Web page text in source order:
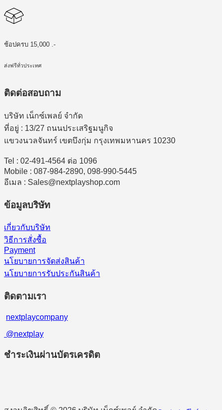
ช้อปครบ 15,000 .-
ส่งฟรีทั่วประเทศ
ติดต่อสอบถาม
บริษัท เน็กซ์เพลย์ จำกัด
ที่อยู่ : 13/27 ถนนประเสริฐมนูกิจ
แขวงนวลจันทร์ เขตบึงกุ่ม กรุงเทพมหานคร 10230
Tel : 02-491-4564 ต่อ 1096
Mobile : 087-984-2890, 098-990-5445
อีเมล : Sales@nextplayshop.com
ข้อมูลบริษัท
เกี่ยวกับบริษัท
วิธีการสั่งซื้อ
Payment
นโยบายการจัดส่งสินค้า
นโยบายการรับประกันสินค้า
ติดตามเรา
nextplaycompany
@nextplay
ชำระเงินผ่านบัตรเครดิต